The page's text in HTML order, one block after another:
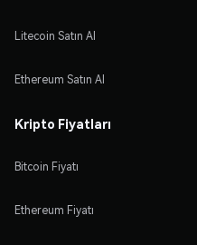
Litecoin Satın Al
Ethereum Satın Al
Kripto Fiyatları
Bitcoin Fiyatı
Ethereum Fiyatı